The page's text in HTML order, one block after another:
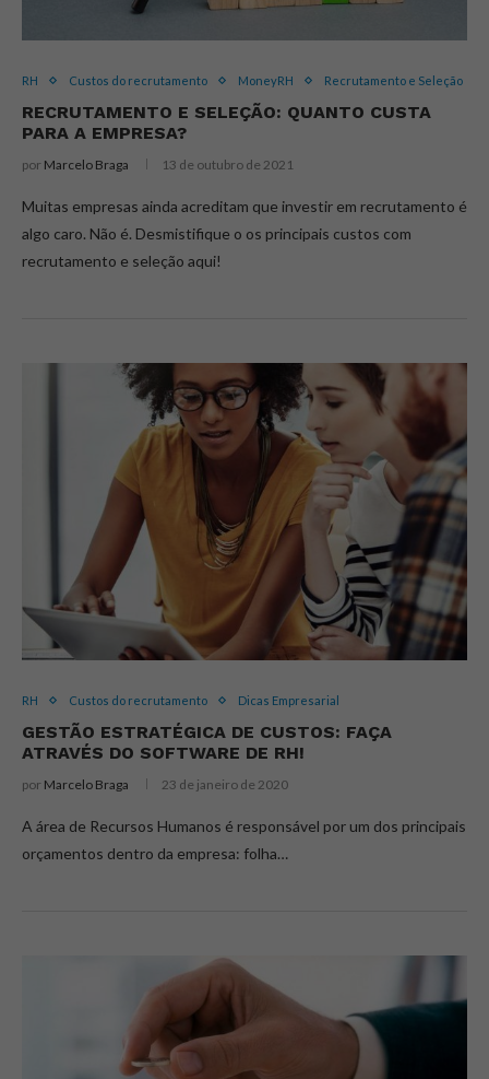
RH Custos do recrutamento MoneyRH Recrutamento e Seleção
RECRUTAMENTO E SELEÇÃO: QUANTO CUSTA
PARA A EMPRESA?
por Marcelo Braga 13 de outubro de 2021
Muitas empresas ainda acreditam que investir em recrutamento é
algo caro. Não é. Desmistifique o os principais custos com
recrutamento e seleção aqui!
RH Custos do recrutamento Dicas Empresarial
GESTÃO ESTRATÉGICA DE CUSTOS: FAÇA
ATRAVÉS DO SOFTWARE DE RH!
por Marcelo Braga 23 de janeiro de 2020
A área de Recursos Humanos é responsável por um dos principais
orçamentos dentro da empresa: folha…